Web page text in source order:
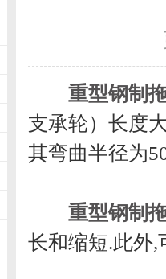
重型钢制
支承轮）长度
其弯曲半径为
重型钢制
长和缩短.此外,